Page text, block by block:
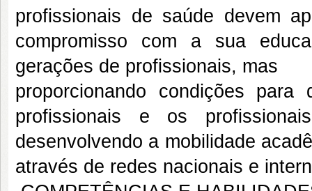
profissionais de saúde devem
compromisso com a sua
gerações de profissionais, mas
proporcionando condições
profissionais e os
desenvolvendo a mobilidade
através de redes nacionais e